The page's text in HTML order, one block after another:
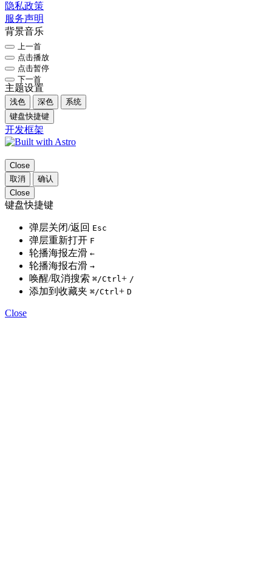
隐私政策
服务声明
背景音乐
上一首
点击播放
点击暂停
下一首
主题设置
浅色 深色
系统
键盘快捷键
开发框架
Close
取消
确认
Close
键盘快捷键
弹层关闭/返回 Esc
弹层重新打开 F
轮播海报左滑 ←
轮播海报右滑 →
唤醒/取消搜索 ⌘/Ctrl+ /
添加到收藏夹 ⌘/Ctrl+ D
Close